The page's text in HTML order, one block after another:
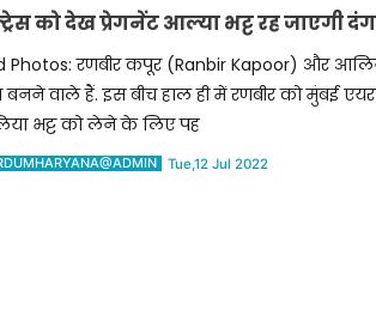
को देख प्रेगनेंट आल्या भट्ट रह जाएगी दंग
Photos: रणबीर कपूर (Ranbir Kapoor) और
बनने वाले हैं. इस बीच हाल ही में रणबीर को मुंबई
भट्ट को लेने के लिए पह
Tue,12 Jul 2022